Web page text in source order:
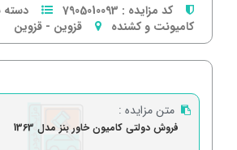
کد مزایده : 7905010093 دسته
کامیونت و کشنده
قزوین - قزوین
متن مزایده :
فروش دولتی کامیون خاور بنز مدل 1363